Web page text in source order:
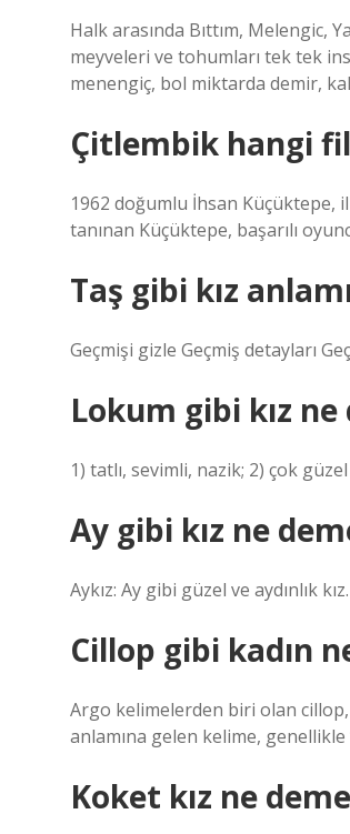
Halk arasında Bıttım, Melengic,
meyveleri ve tohumları tek tek
menengiç, bol miktarda demir,
Çitlembik hangi
1962 doğumlu İhsan Küçüktepe,
tanınan Küçüktepe, başarılı
Taş gibi kız
Geçmişi gizle Geçmiş detayları
Lokum gibi kız ne
1) tatlı, sevimli, nazik; 2) çok güzel
Ay gibi kız ne
Aykız: Ay gibi güzel ve aydınlık kız.
Cillop gibi kadın
Argo kelimelerden biri olan cillop,
anlamına gelen kelime, genellikle
Koket kız ne